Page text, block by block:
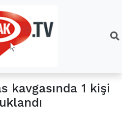
kavgasında 1 kişi